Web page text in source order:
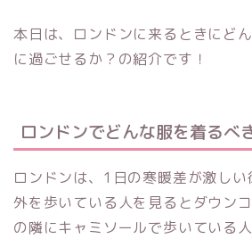
本日は、ロンドンに来るときにど
に過ごせるか？の紹介です！
ロンドンでどんな服を着るべ
ロンドンは、1日の寒暖差が激しい
外を歩いている人を見るとダウン
の隣にキャミソールで歩いている人